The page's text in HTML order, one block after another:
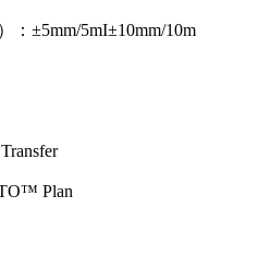
：±5mm/5mI±10mm/10m
Transfer
™ Plan